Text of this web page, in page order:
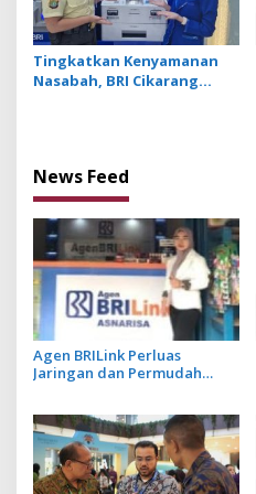
Tingkatkan Kenyamanan
Nasabah, BRI Cikarang
News Feed
Agen BRILink Perluas
Jaringan dan Permudah